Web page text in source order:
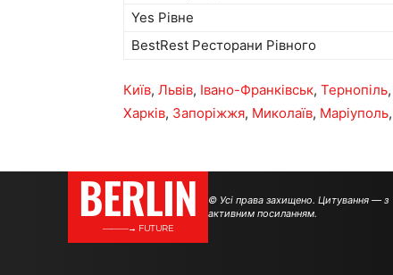
Yes Рівне
BestRest Ресторани Рівного
Київ, Львів, Івано-Франківськ, Тернопіль,
Харків, Запоріжжя, Миколаїв, Маріуполь,
BERLIN
———→ FUTURE
© Усі права захищено. Цитування — з
активним посиланням.